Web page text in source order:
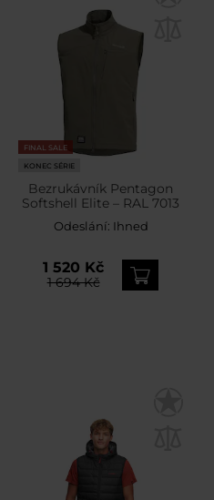
FINAL SALE
KONEC SÉRIE
Bezrukávník Pentagon
Softshell Elite – RAL 7013
Odeslání: Ihned
1 520 Kč
1 694 Kč